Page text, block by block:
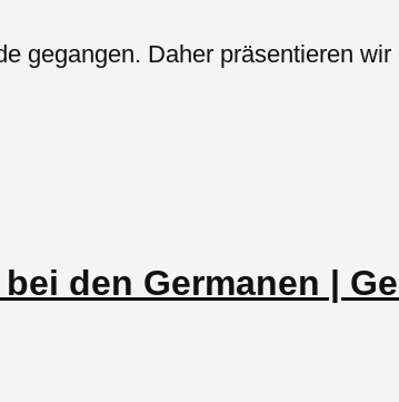
gegangen. Daher präsentieren
den Germanen |